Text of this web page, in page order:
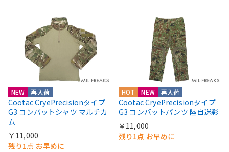
NEW 再入荷
Cootac CryePrecisionタイプ
G3 コンバットシャツ マルチカ
ム
￥11,000
残り1点 お早めに
HOT NEW 再入荷
Cootac CryePrecisionタイプ
G3 コンバットパンツ 陸自迷彩
￥11,000
残り1点 お早めに